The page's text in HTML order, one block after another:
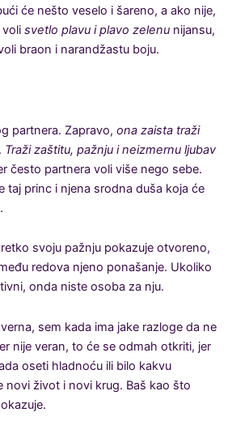
će nešto veselo i šareno, a ako nije,
voli svetlo plavu i plavo zelenunijansu,
braon i narandžastu boju.
partnera. Zapravo, ona zaista traži
Traži zaštitu, pažnju i neizmernu ljubav
često partnera voli više nego sebe.
taj princ i njena srodna duša koja će
svoju pažnju pokazuje otvoreno,
redova njeno ponašanje. Ukoliko
onda niste osoba za nju.
sem kada ima jake razloge da ne
nije veran, to će se odmah otkriti, jer
oseti hladnoću ili bilo kakvu
novi život i novi krug. Baš kao što